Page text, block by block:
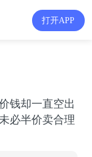
打开APP
钱却一直空出
必半价卖合理